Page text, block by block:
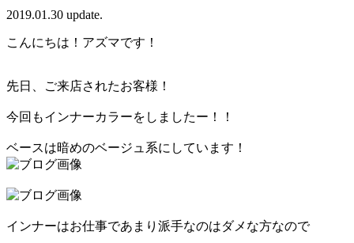
2019.01.30 update.
こんにちは！アズマです！
先日、ご来店されたお客様！
今回もインナーカラーをしましたー！！
ベースは暗めのベージュ系にしています！
インナーはお仕事であまり派手なのはダメな方なので